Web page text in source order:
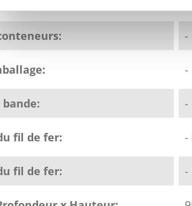
-
-
-
fil de fer: -
fil de fer: -